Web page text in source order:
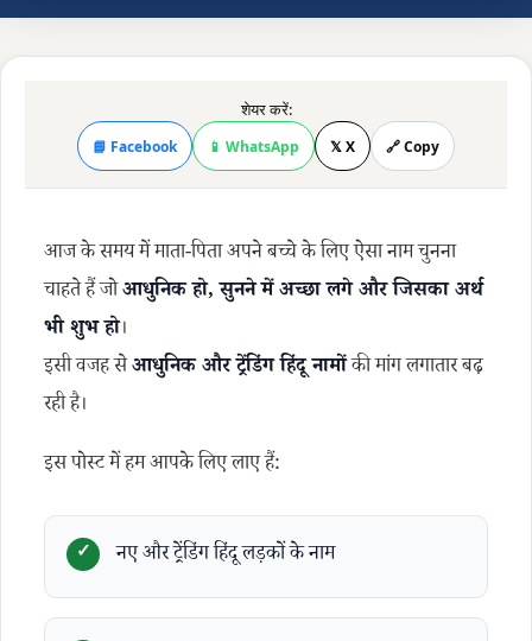
शेयर करें:
📘 Facebook 📱 WhatsApp 𝕏 X 🔗 Copy
आज के समय में माता-पिता अपने बच्चे के लिए ऐसा नाम चुनना
चाहते हैं जोआधुनिक हो, सुनने में अच्छा लगे और जिसका अर्थ
भी शुभ हो।
इसी वजह सेआधुनिक और ट्रेंडिंग हिंदू नामोंकी मांग लगातार बढ़
रही है।
इस पोस्ट में हम आपके लिए लाए हैं:
नए और ट्रेंडिंग हिंदू लड़कों के नाम